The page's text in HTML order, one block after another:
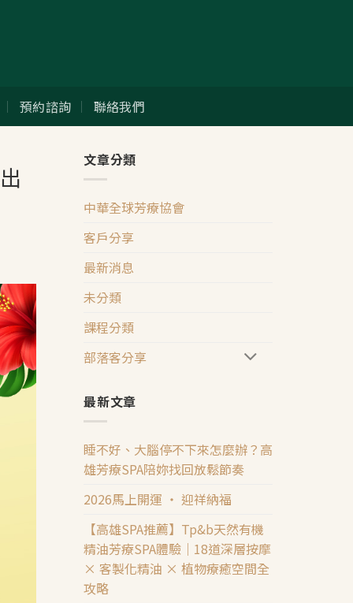
預約諮詢 聯絡我們
文章分類
中華全球芳療協會
客戶分享
最新消息
未分類
課程分類
部落客分享
最新文章
睡不好、大腦停不下來怎麼辦？高
雄芳療SPA陪妳找回放鬆節奏
2026馬上開運 ‧ 迎祥納福
【高雄SPA推薦】Tp&b天然有機
精油芳療SPA體驗｜18道深層按摩
× 客製化精油 × 植物療癒空間全
攻略